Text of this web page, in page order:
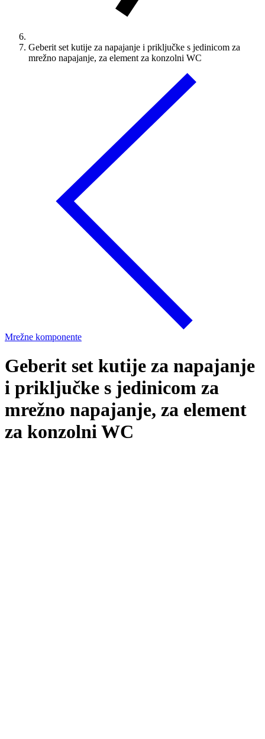
Geberit set kutije za napajanje i priključke s jedinicom za
mrežno napajanje, za element za konzolni WC
Mrežne komponente
Geberit set kutije za napajanje
i priključke s jedinicom za
mrežno napajanje, za element
za konzolni WC